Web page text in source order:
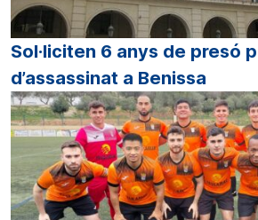
Sol·liciten 6 anys de presó
d’assassinat a Benissa